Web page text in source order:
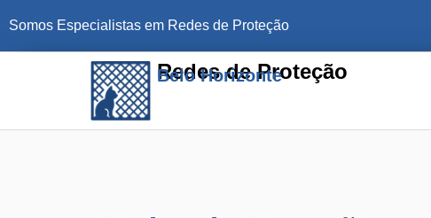
Somos Especialistas em Redes de Proteção
Redes de Proteção
Belo Horizonte